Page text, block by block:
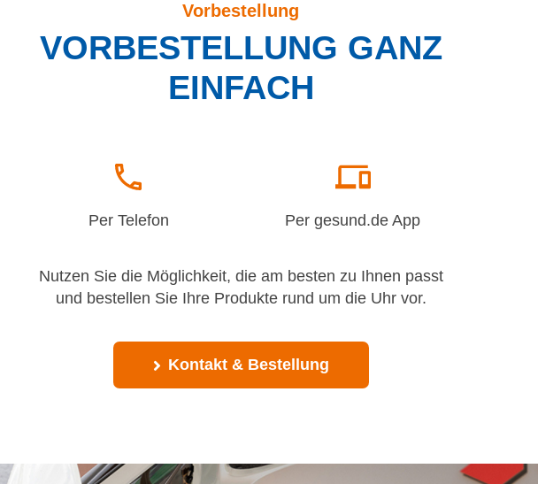
Vorbestellung
VORBESTELLUNG GANZ
EINFACH
Per Telefon Per gesund.de App
Nutzen Sie die Möglichkeit, die am besten zu Ihnen passt
und bestellen Sie Ihre Produkte rund um die Uhr vor.
Kontakt & Bestellung